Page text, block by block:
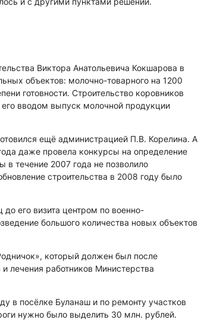
Виктора Анатольевича Кокшарова в
объектов: молочно-товарного на 1200
готовности. Строительство коровников
вводом выпуск молочной продукции
ещё администрацией П.В. Корелина. А
даже провела конкурсы на определение
в течение 2007 года не позволило
строительства в 2008 году было
до его визита центром по военно-
большого количества новых объектов
который должен был после
лечения работников Министерства
в посёлке Буланаш и по ремонту участков
нужно было выделить 30 млн. рублей.